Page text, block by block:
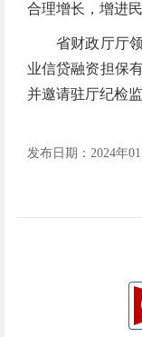
合理增长，增进
省财政厅厅领
业信贷融资担保
并邀请驻厅纪检
发布日期：2024年01